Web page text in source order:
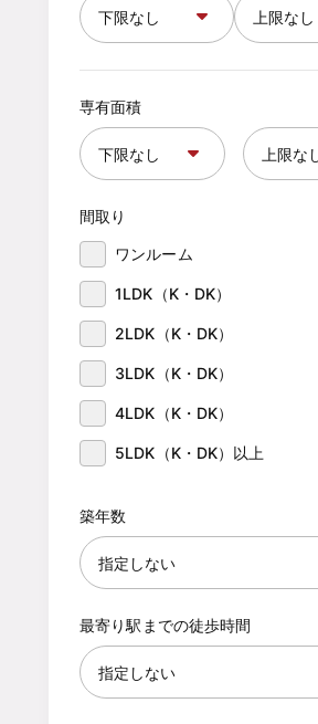
専有面積
間取り
ワンルーム
1LDK（K・DK）
2LDK（K・DK）
3LDK（K・DK）
4LDK（K・DK）
5LDK（K・DK）以上
築年数
最寄り駅までの徒歩時間